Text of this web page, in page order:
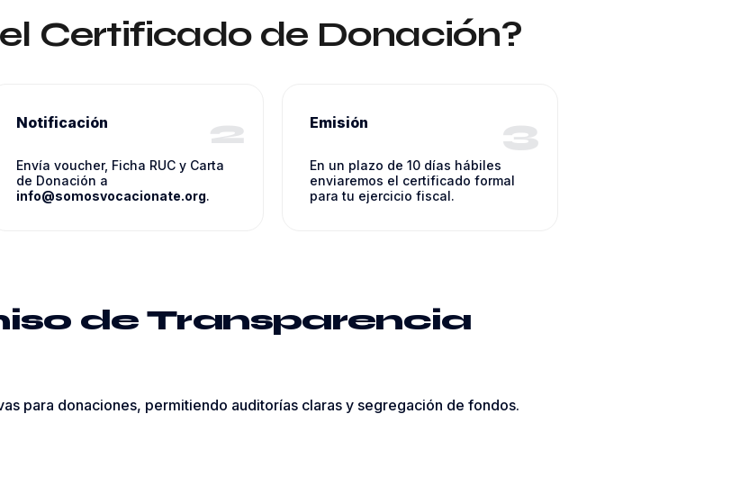
Certificado de Donación?
2
Notificación
Envía voucher, Ficha RUC y Carta
de Donación a
info@somosvocacionate.org.
3
Emisión
En un plazo de 10 días hábiles
enviaremos el certificado formal
para tu ejercicio fiscal.
de Transparencia
para donaciones, permitiendo auditorías claras y segregación de fondos.